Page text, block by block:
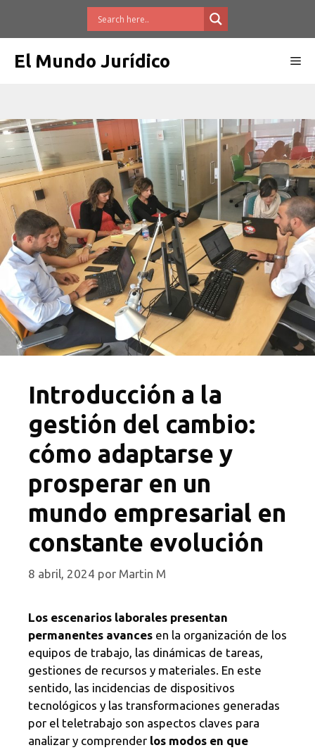
El Mundo Jurídico
Introducción a la
gestión del cambio:
cómo adaptarse y
prosperar en un
mundo empresarial en
constante evolución
8 abril, 2024 por Martin M
Los escenarios laborales presentan
permanentes avances en la organización de los
equipos de trabajo, las dinámicas de tareas,
gestiones de recursos y materiales. En este
sentido, las incidencias de dispositivos
tecnológicos y las transformaciones generadas
por el teletrabajo son aspectos claves para
analizar y comprender los modos en que